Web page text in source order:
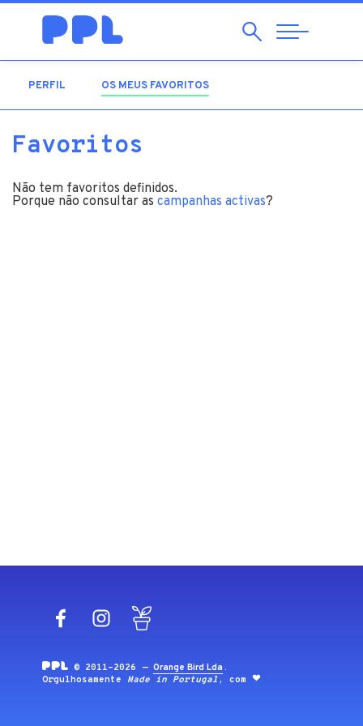
Pesquisar
Abrir
Navegação
PERFIL OS MEUS FAVORITOS
Favoritos
Não tem favoritos definidos.
Porque não consultar as campanhas activas?
FacebookInstagram
© 2011-2026 —Orange Bird Lda .
Orgulhosamente Made in Portugal , com